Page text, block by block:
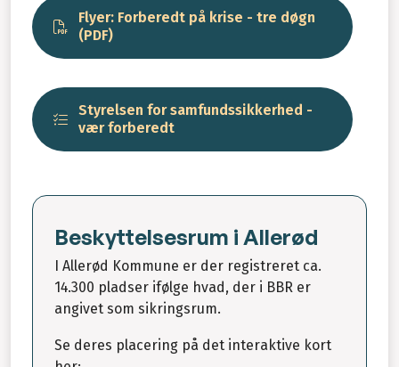
Flyer: Forberedt på krise - tre døgn
(PDF)
Styrelsen for samfundssikkerhed -
vær forberedt
Beskyttelsesrum i Allerød
I Allerød Kommune er der registreret ca.
14.300 pladser ifølge hvad, der i BBR er
angivet som sikringsrum.
Se deres placering på det interaktive kort